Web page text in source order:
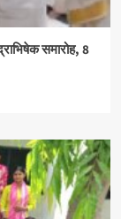
समारोह, 8